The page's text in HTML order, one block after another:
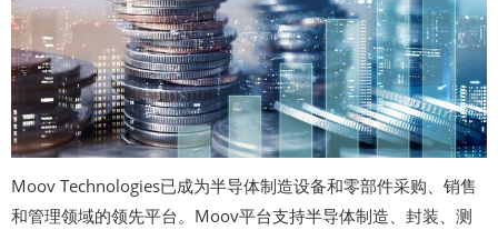
Moov Technologies已成为半导体制造设备和零部件采购、销售
和管理领域的领先平台。Moov平台支持半导体制造、封装、测